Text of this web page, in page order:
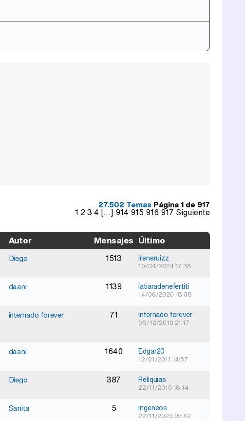
27.502 Temas Página1 de 917
1 234 [...] 914 915 916 917 Siguiente
Autor Mensajes Último
Diego 1513 Ireneruizz
10/04/2024 17:38
daani 1139 latiaradenefertiti
14/06/2020 18:38
internado forever 71 internado forever
08/12/2010 21:17
daani 1640 Edgar20
12/01/2011 14:57
Diego 387 Reliquias
22/11/2010 18:14
Sanita 5 Ingeneos
22/11/2025 05:42